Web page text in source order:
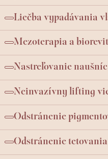
Liečba vypadávania
Mezoterapia a
Nastreľovanie naušníc
Neinvazívny lifting
Odstránenie
Odstránenie tetovania